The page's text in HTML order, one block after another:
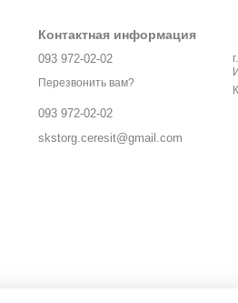
Контактная информация
093 972-02-02
Перезвонить вам?
093 972-02-02
skstorg.ceresit@gmail.com